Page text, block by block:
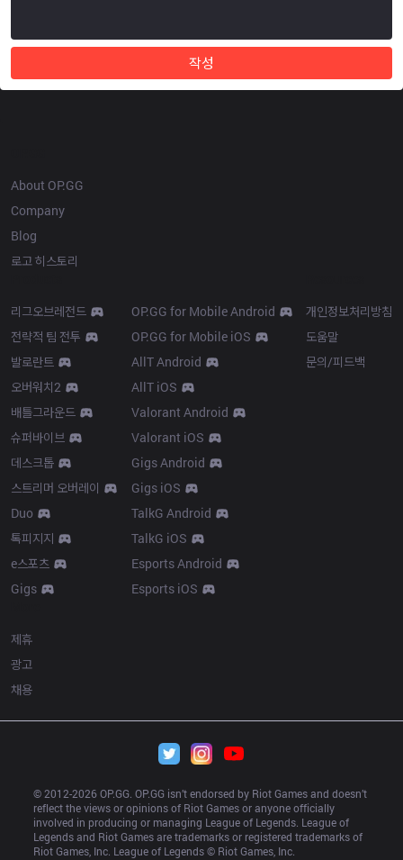
작성
About OP.GG
Company
Blog
로고 히스토리
리그오브레전드
전략적 팀 전투
발로란트
오버워치2
배틀그라운드
슈퍼바이브
데스크톱
스트리머 오버레이
Duo
톡피지지
e스포츠
Gigs
OP.GG for Mobile Android
OP.GG for Mobile iOS
AllT Android
AllT iOS
Valorant Android
Valorant iOS
Gigs Android
Gigs iOS
TalkG Android
TalkG iOS
Esports Android
Esports iOS
개인정보처리방침
도움말
문의/피드백
제휴
광고
채용
© 2012-2026 OP.GG. OP.GG isn’t endorsed by Riot Games and doesn’t
reflect the views or opinions of Riot Games or anyone officially
involved in producing or managing League of Legends. League of
Legends and Riot Games are trademarks or registered trademarks of
Riot Games, Inc. League of Legends © Riot Games, Inc.